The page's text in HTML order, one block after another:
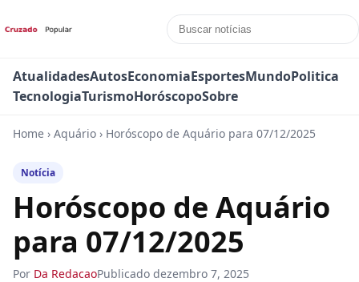
AtualidadesAutosEconomiaEsportesMundoPolitica
TecnologiaTurismoHoróscopoSobre
Home › Aquário › Horóscopo de Aquário para 07/12/2025
Notícia
Horóscopo de Aquário
para 07/12/2025
Por Da RedacaoPublicado dezembro 7, 2025